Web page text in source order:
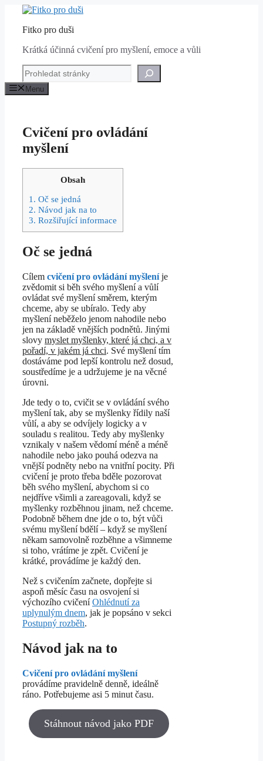
Přeskočit
obsahFitko pro duši
Krátká účinná cvičení pro myšlení, emoce a vůli
Hledat
Menu
Cvičení pro ovládání
myšlení
Obsah
1. Oč se jedná
2. Návod jak na to
3. Rozšiřující informace
Oč se jedná
Cílem cvičení pro ovládání myšleníje
zvědomit si běh svého myšlení a vůlí
ovládat své myšlení směrem, kterým
chceme, aby se ubíralo. Tedy aby
myšlení neběželo jenom nahodile nebo
jen na základě vnějších podnětů. Jinými
slovy myslet myšlenky, které já chci, a v
pořadí, v jakém já chci. Své myšlení tím
dostáváme pod lepší kontrolu než dosud,
soustředíme je a udržujeme je na věcné
úrovni.
Jde tedy o to, cvičit se v ovládání svého
myšlení tak, aby se myšlenky řídily naší
vůlí, a aby se odvíjely logicky a v
souladu s realitou. Tedy aby myšlenky
vznikaly v našem vědomí méně a méně
nahodile nebo jako pouhá odezva na
vnější podněty nebo na vnitřní pocity. Při
cvičení je proto třeba bděle pozorovat
běh svého myšlení, abychom si co
nejdříve všimli a zareagovali, když se
myšlenky rozběhnou jinam, než chceme.
Podobně během dne jde o to, být vůči
svému myšlení bdělí – když se myšlení
někam samovolně rozběhne a všimneme
si toho, vrátíme je zpět. Cvičení je
krátké, provádíme je každý den.
Než s cvičením začnete, dopřejte si
aspoň měsíc času na osvojení si
výchozího cvičeníOhlédnutí za
uplynulým dnem, jak je popsáno v sekci
Postupný rozběh.
Návod jak na to
Cvičení pro ovládání myšlení
provádíme pravidelně denně, ideálně
ráno. Potřebujeme asi 5 minut času.
Stáhnout návod jako PDF